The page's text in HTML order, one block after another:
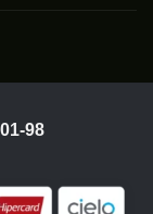
98